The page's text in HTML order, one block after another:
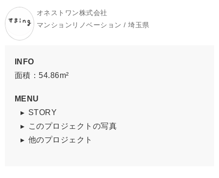
オネストワン株式会社
マンションリノベーション / 埼玉県
INFO
面積：54.86m²
MENU
STORY
このプロジェクトの写真
他のプロジェクト